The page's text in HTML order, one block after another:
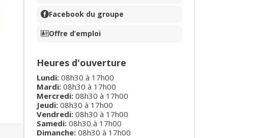
Facebook du groupe
Offre d’emploi
Heures d'ouverture
Lundi: 08h30 à 17h00
Mardi: 08h30 à 17h00
Mercredi: 08h30 à 17h00
Jeudi: 08h30 à 17h00
Vendredi: 08h30 à 17h00
Samedi: 08h30 à 17h00
Dimanche: 08h30 à 17h00